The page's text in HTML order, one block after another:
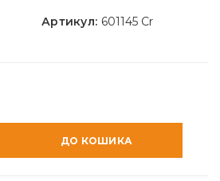
Артикул: 601145 Cr
ДО КОШИКА